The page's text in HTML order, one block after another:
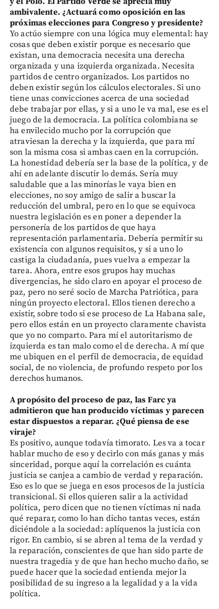
ambivalente. ¿Actuará como oposición en las
próximas elecciones para Congreso y presidente?
Yo actúo siempre con una lógica muy elemental: hay
cosas que deben existir porque es necesario que
existan, una democracia necesita una derecha
organizada y una izquierda organizada. Necesita
partidos de centro organizados. Los partidos no
deben existir según los cálculos electorales. Si uno
tiene unas convicciones acerca de una sociedad
debe trabajar por ellas, y si a uno le va mal, ese es el
juego de la democracia. La política colombiana se
ha envilecido mucho por la corrupción que
atraviesan la derecha y la izquierda, que para mí
son la misma cosa si ambas caen en la corrupción.
La honestidad debería ser la base de la política, y de
ahí en adelante discutir lo demás. Sería muy
saludable que a las minorías le vaya bien en
elecciones, no soy amigo de salir a buscar la
reducción del umbral, pero en lo que se equivoca
nuestra legislación es en poner a depender la
personería de los partidos de que haya
representación parlamentaria. Debería permitir su
existencia con algunos requisitos, y si a uno lo
castiga la ciudadanía, pues vuelva a empezar la
tarea. Ahora, entre esos grupos hay muchas
divergencias, he sido claro en apoyar el proceso de
paz, pero no seré socio de Marcha Patriótica, para
ningún proyecto electoral. Ellos tienen derecho a
existir, sobre todo si ese proceso de La Habana sale,
pero ellos están en un proyecto claramente chavista
que yo no comparto. Para mí el autoritarismo de
izquierda es tan malo como el de derecha. A mí que
me ubiquen en el perfil de democracia, de equidad
social, de no violencia, de profundo respeto por los
derechos humanos.
A propósito del proceso de paz, las Farc ya
admitieron que han producido víctimas y parecen
estar dispuestos a reparar. ¿Qué piensa de ese
viraje?
Es positivo, aunque todavía timorato. Les va a tocar
hablar mucho de eso y decirlo con más ganas y más
sinceridad, porque aquí la correlación es cuánta
justicia se canjea a cambio de verdad y reparación.
Eso es lo que se juega en esos procesos de la justicia
transicional. Si ellos quieren salir a la actividad
política, pero dicen que no tienen víctimas ni nada
qué reparar, como lo han dicho tantas veces, están
diciéndole a la sociedad: aplíquenos la justicia con
rigor. En cambio, si se abren al tema de la verdad y
la reparación, conscientes de que han sido parte de
nuestra tragedia y de que han hecho mucho daño, se
puede hacer que la sociedad entienda mejor la
posibilidad de su ingreso a la legalidad y a la vida
política.